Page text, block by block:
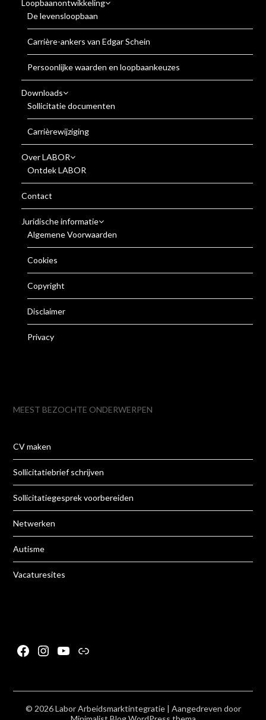
Loopbaanontwikkeling
De levensloopbaan
Carrière-ankers van Edgar Schein
Persoonlijke waarden en loopbaankeuzes
Downloads
Sollicitatie documenten
Carrièrewijziging
Over LABOR
Ontdek LABOR
Contact
Juridische informatie
Algemene Voorwaarden
Cookies
Copyright
Disclaimer
Privacy
MEEST BEZOCHTE ONDERWERPEN
CV maken
Sollicitatiebrief schrijven
Sollicitatiegesprek voorbereiden
Netwerken
Autisme
Vacaturesites
Facebook
Instagram
YouTube
Link
© 2026 Labor Arbeidsmarktintegratie | Aangedreven door